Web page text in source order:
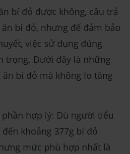
bí đỏ được không, câu trả
bí đỏ, nhưng để đảm bảo
việc sử dụng đúng
trọng. Dưới đây là những
bí đỏ mà không lo tăng
hợp lý: Dù người tiểu
khoảng 377g bí đỏ
mức phù hợp nhất là